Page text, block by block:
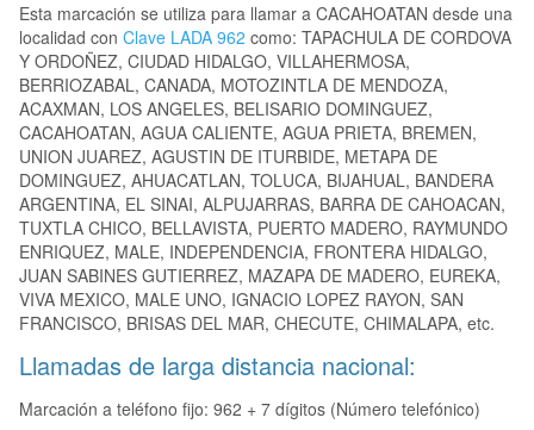
Esta marcación se utiliza para llamar a CACAHOATAN desde una
localidad con Clave LADA 962 como: TAPACHULA DE CORDOVA
Y ORDOÑEZ, CIUDAD HIDALGO, VILLAHERMOSA,
BERRIOZABAL, CANADA, MOTOZINTLA DE MENDOZA,
ACAXMAN, LOS ANGELES, BELISARIO DOMINGUEZ,
CACAHOATAN, AGUA CALIENTE, AGUA PRIETA, BREMEN,
UNION JUAREZ, AGUSTIN DE ITURBIDE, METAPA DE
DOMINGUEZ, AHUACATLAN, TOLUCA, BIJAHUAL, BANDERA
ARGENTINA, EL SINAI, ALPUJARRAS, BARRA DE CAHOACAN,
TUXTLA CHICO, BELLAVISTA, PUERTO MADERO, RAYMUNDO
ENRIQUEZ, MALE, INDEPENDENCIA, FRONTERA HIDALGO,
JUAN SABINES GUTIERREZ, MAZAPA DE MADERO, EUREKA,
VIVA MEXICO, MALE UNO, IGNACIO LOPEZ RAYON, SAN
FRANCISCO, BRISAS DEL MAR, CHECUTE, CHIMALAPA, etc.
Llamadas de larga distancia nacional:
Marcación a teléfono fijo: 962 + 7 dígitos (Número telefónico)